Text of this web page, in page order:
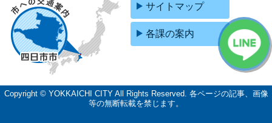
サイトマップ
各課の案内
Copyright © YOKKAICHI CITY All Rights Reserved. 各ページの記事、画像
等の無断転載を禁じます。